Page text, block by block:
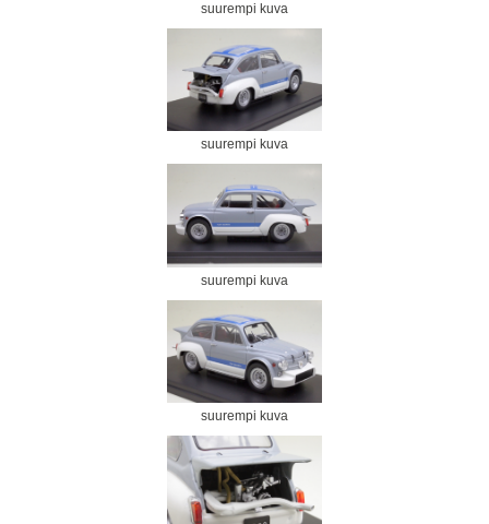
suurempi kuva
suurempi kuva
suurempi kuva
suurempi kuva